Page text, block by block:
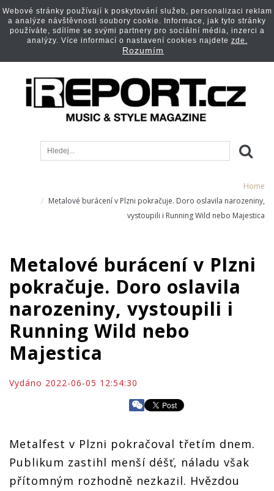
Home
Metalové burácení v Plzni pokračuje. Doro oslavila narozeniny,
vystoupili i Running Wild nebo Majestica
Metalové burácení v Plzni
pokračuje. Doro oslavila
narozeniny, vystoupili i
Running Wild nebo
Majestica
Vydáno 2022-06-05 12:54:30
Metalfest v Plzni pokračoval třetím dnem.
Publikum zastihl menší déšť, náladu však
přítomným rozhodně nezkazil. Hvězdou
Webové stránky používají k poskytování služeb, personalizaci reklam
a analýze návštěvnosti soubory cookie. Informace, jak tyto stránky
používáte, sdílíme se svými partnery pro sociální média, inzerci a
analýzy. Více informací o nastavení cookies najdete zde.
Rozumím